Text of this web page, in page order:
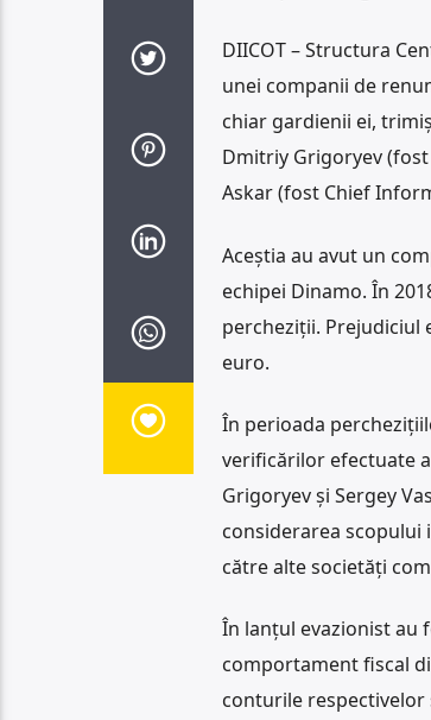
DIICOT – Structura
unei companii de
chiar gardienii ei,
Dmitriy Grigoryev
Askar (fost Chief
Aceștia au avut un
echipei Dinamo. În
percheziții. Prejudiciul
euro.
În perioada
verificărilor efectuate
Grigoryev și Sergey
considerarea scopului
către alte societăți
În lanțul evazionist au
comportament fiscal
conturile respectivelor